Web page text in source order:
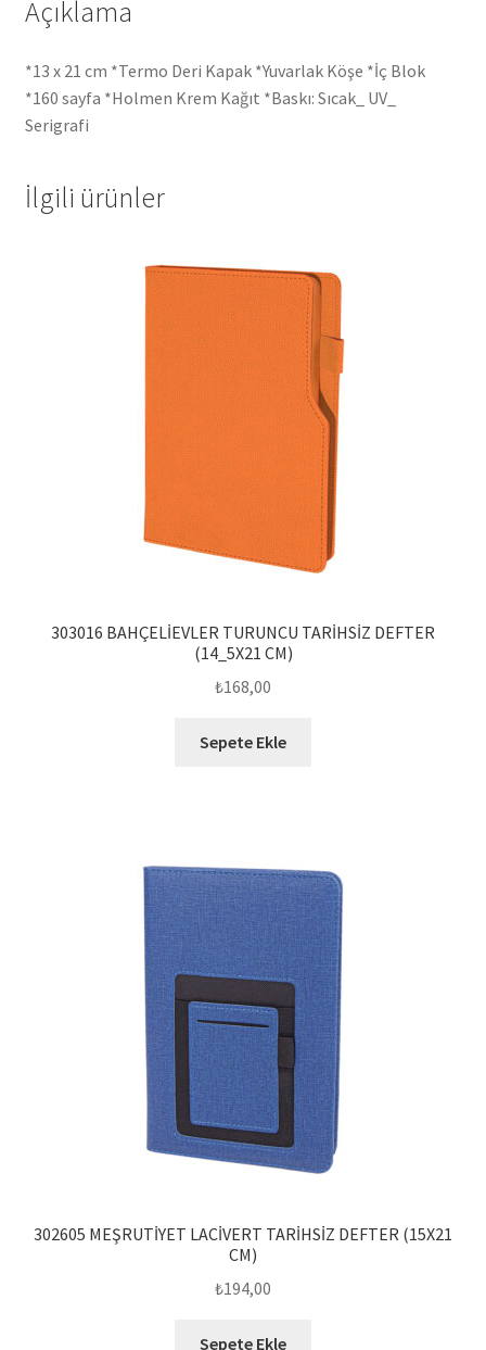
Açıklama
*13 x 21 cm *Termo Deri Kapak *Yuvarlak Köşe *İç Blok
*160 sayfa *Holmen Krem Kağıt *Baskı: Sıcak_ UV_
Serigrafi
İlgili ürünler
303016 BAHÇELİEVLER TURUNCU TARİHSİZ DEFTER
(14_5X21 CM)
₺168,00
Sepete Ekle
302605 MEŞRUTİYET LACİVERT TARİHSİZ DEFTER (15X21
CM)
₺194,00
Sepete Ekle